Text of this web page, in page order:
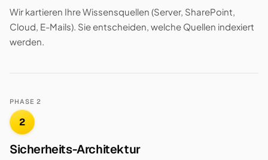
Wir kartieren Ihre Wissensquellen (Server, SharePoint,
Cloud, E-Mails). Sie entscheiden, welche Quellen indexiert
werden.
PHASE 2
2
Sicherheits-Architektur